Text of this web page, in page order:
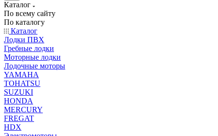
Каталог
По всему сайту
По каталогу
Каталог
Лодки ПВХ
Гребные лодки
Моторные лодки
Лодочные моторы
YAMAHA
TOHATSU
SUZUKI
HONDA
MERCURY
FREGAT
HDX